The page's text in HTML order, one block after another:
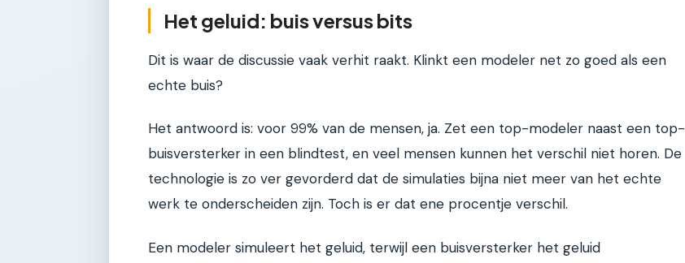
Het geluid: buis versus bits
Dit is waar de discussie vaak verhit raakt. Klinkt een modeler net zo goed als een
echte buis?
Het antwoord is: voor 99% van de mensen, ja. Zet een top-modeler naast een top-
buisversterker in een blindtest, en veel mensen kunnen het verschil niet horen. De
technologie is zo ver gevorderd dat de simulaties bijna niet meer van het echte
werk te onderscheiden zijn. Toch is er dat ene procentje verschil.
Een modeler simuleert het geluid, terwijl een buisversterker het geluid